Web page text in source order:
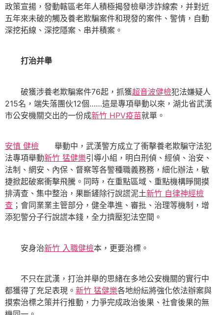
政策宣揚，發動轄區老年人積極揭發檢舉涉詐線索，并對近
五年來未破的觸及養老欺騙案件和現發的案件、警情，自動
深挖拓線、深挖隱案、串并積案。
打治并舉
破獲涉養老欺騙案件76起，抓獲超音波健檢犯法嫌疑人
215名，端失落團伙12個……這是專項舉動以來，湖北省武漢
市公安機關交出的一份成新竹 HPV疫苗就單。
安慎 健檢 舉動中，武漢警方成立了衝擊養老欺騙守法犯
法專項舉動新竹 猛健樂引導小組，明白刑偵、經偵、治安、
法制、網安、內保、督察等各警種職義務務，細化辦法，敏
捷掀起破案衝擊飛騰。同時，在重點區域、重點機構睜開摸
排清查、集中整治，果斷鏟除行說謊泥土新竹 自律神經檢
查 ；會同業業主管部分，健全準進、審批、治理等機制，增
添犯警分子行說謊本錢，全力擠壓犯法空間。
安身治新竹 入職健檢本，更要治標。
不只在武漢，打治并舉的思緒在多地公安機關的實行中
都獲得了充足表現。 新竹 猛健樂各地紛紜將強化依法辦案與
摸索治標之策并行推動，力爭完成政治後果、社會後果的無